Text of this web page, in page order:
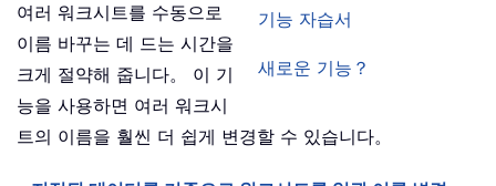
기능 자습서
새로운 기능？
여러 워크시트를 수동으로
이름 바꾸는 데 드는 시간을
크게 절약해 줍니다。 이 기
능을 사용하면 여러 워크시
트의 이름을 훨씬 더 쉽게 변경할 수 있습니다。